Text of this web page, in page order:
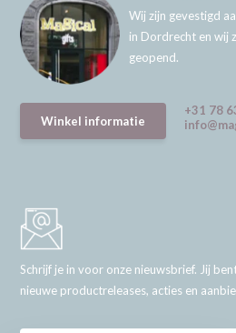
Wij zijn gevestigd
in Dordrecht en wij
geopend.
Winkel informatie
+31 78
Schrijf je in voor onze nieuwsbrief. Jij
nieuwe productreleases, acties en